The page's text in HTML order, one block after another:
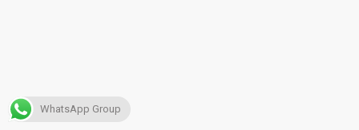
WhatsApp Group